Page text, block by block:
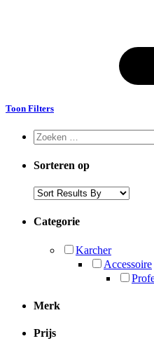
Toon Filters
Sorteren op
Categorie
Karcher
Accessoire
Merk
Prijs